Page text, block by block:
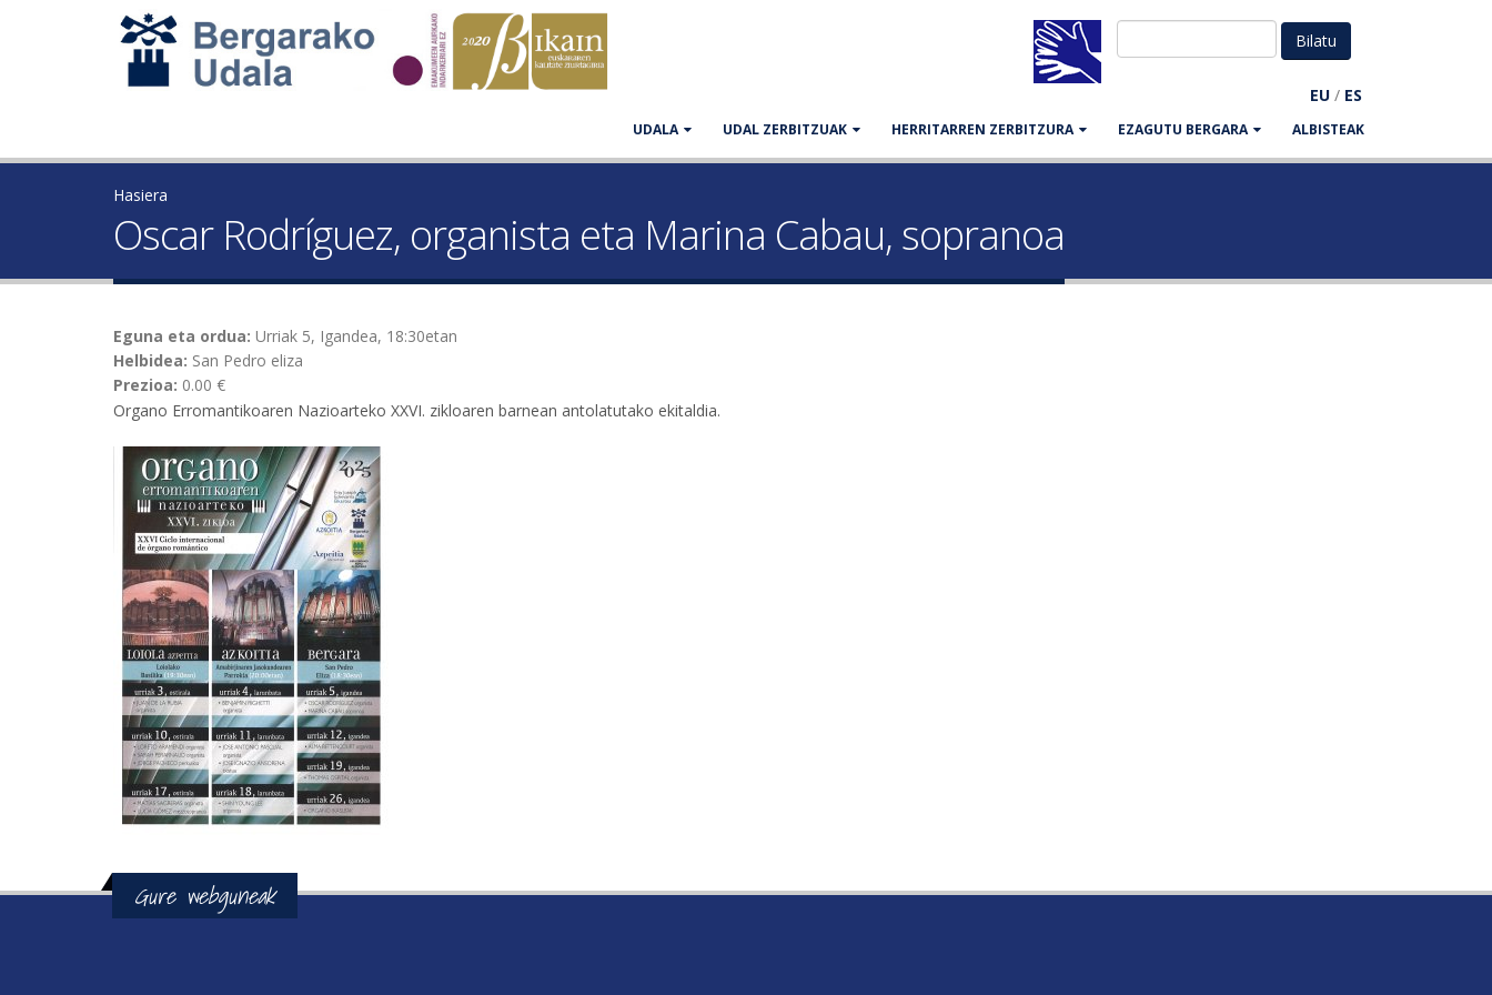
EU / ES
UDALA UDAL ZERBITZUAK HERRITARREN ZERBITZURA EZAGUTU BERGARA ALBISTEAK
Hasiera
Oscar Rodríguez, organista eta Marina Cabau, sopranoa
Eguna eta ordua: Urriak 5, Igandea, 18:30etan
Helbidea: San Pedro eliza
Prezioa: 0.00 €
Organo Erromantikoaren Nazioarteko XXVI. zikloaren barnean antolatutako ekitaldia.
Gure webguneak